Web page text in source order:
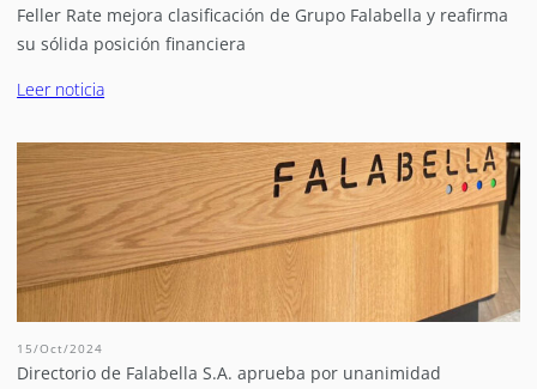
Feller Rate mejora clasificación de Grupo Falabella y reafirma
su sólida posición financiera
Leer noticia
15/Oct/2024
Directorio de Falabella S.A. aprueba por unanimidad